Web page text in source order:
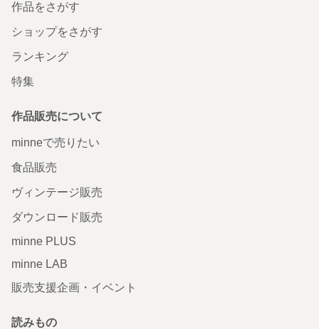
作品をさがす
ショップをさがす
ランキング
特集
作品販売について
minneで売りたい
食品販売
ヴィンテージ販売
ダウンロード販売
minne PLUS
minne LAB
販売支援企画・イベント
読みもの